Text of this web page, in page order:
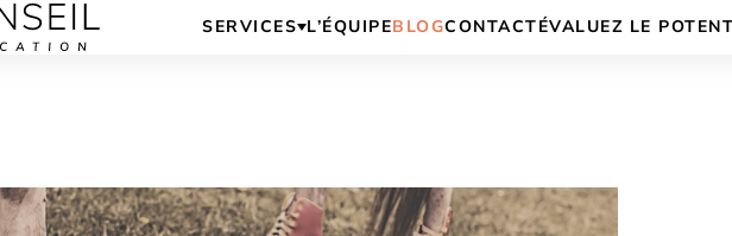
SERVICES L’ÉQUIPEBLOGCONTACTÉVALUEZ LE